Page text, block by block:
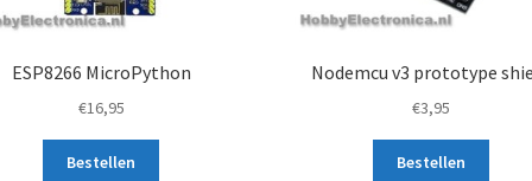
ESP8266 MicroPython
€16,95
Bestellen
Nodemcu v3 prototype
€3,95
Bestellen